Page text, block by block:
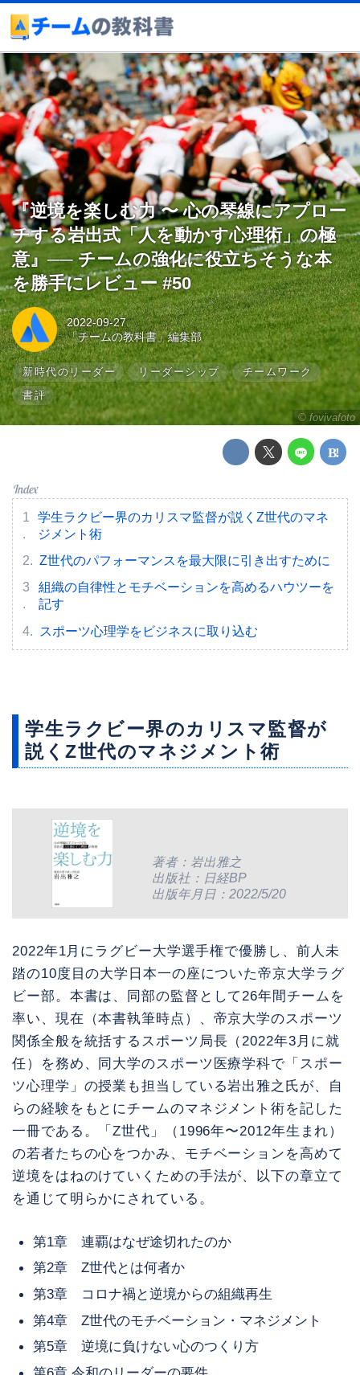
©︎ fovivafoto
『逆境を楽しむ力 〜 心の琴線にアプロー
チする岩出式「人を動かす心理術」の極
意』── チームの強化に役立ちそうな本
を勝手にレビュー #50
2022-09-27
「チームの教科書」編集部
新時代のリーダー リーダーシップ
チームワーク
書評
学生ラクビー界のカリスマ監督が説くZ世代のマネ
ジメント術
Z世代のパフォーマンスを最大限に引き出すために
組織の自律性とモチベーションを高めるハウツーを
記す
スポーツ心理学をビジネスに取り込む
学生ラクビー界のカリスマ監督が
説くZ世代のマネジメント術
著者：岩出雅之
出版社：日経BP
出版年月日：2022/5/20
2022年1月にラグビー大学選手権で優勝し、前人未
踏の10度目の大学日本一の座についた帝京大学ラグ
ビー部。本書は、同部の監督として26年間チームを
率い、現在（本書執筆時点）、帝京大学のスポーツ
関係全般を統括するスポーツ局長（2022年3月に就
任）を務め、同大学のスポーツ医療学科で「スポー
ツ心理学」の授業も担当している岩出雅之氏が、自
らの経験をもとにチームのマネジメント術を記した
一冊である。「Z世代」（1996年〜2012年生まれ）
の若者たちの心をつかみ、モチベーションを高めて
逆境をはねのけていくための手法が、以下の章立て
を通じて明らかにされている。
第1章 連覇はなぜ途切れたのか
第2章 Z世代とは何者か
第3章 コロナ禍と逆境からの組織再生
第4章 Z世代のモチベーション・マネジメント
第5章 逆境に負けない心のつくり方